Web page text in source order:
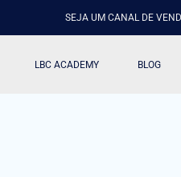
SEJA UM CANAL DE
LBC ACADEMY BLOG